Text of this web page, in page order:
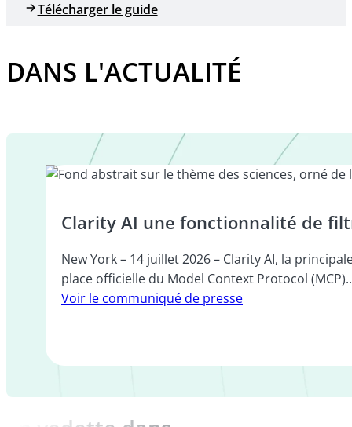
Télécharger le guide
DANS L'ACTUALITÉ
Clarity AI une fonctionnalité de
New York – 14 juillet 2026 – Clarity AI, la
place officielle du Model Context Protocol
Voir le communiqué de presse